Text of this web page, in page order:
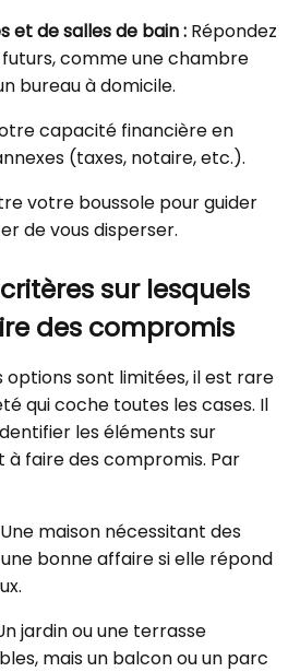
et de salles de bain : Répondez
comme une chambre
bureau à domicile.
capacité financière en
(taxes, notaire, etc.).
votre boussole pour guider
de vous disperser.
sur lesquels
des compromis
options sont limitées, il est rare
qui coche toutes les cases. Il
les éléments sur
à faire des compromis. Par
Une maison nécessitant des
bonne affaire si elle répond
jardin ou une terrasse
mais un balcon ou un parc